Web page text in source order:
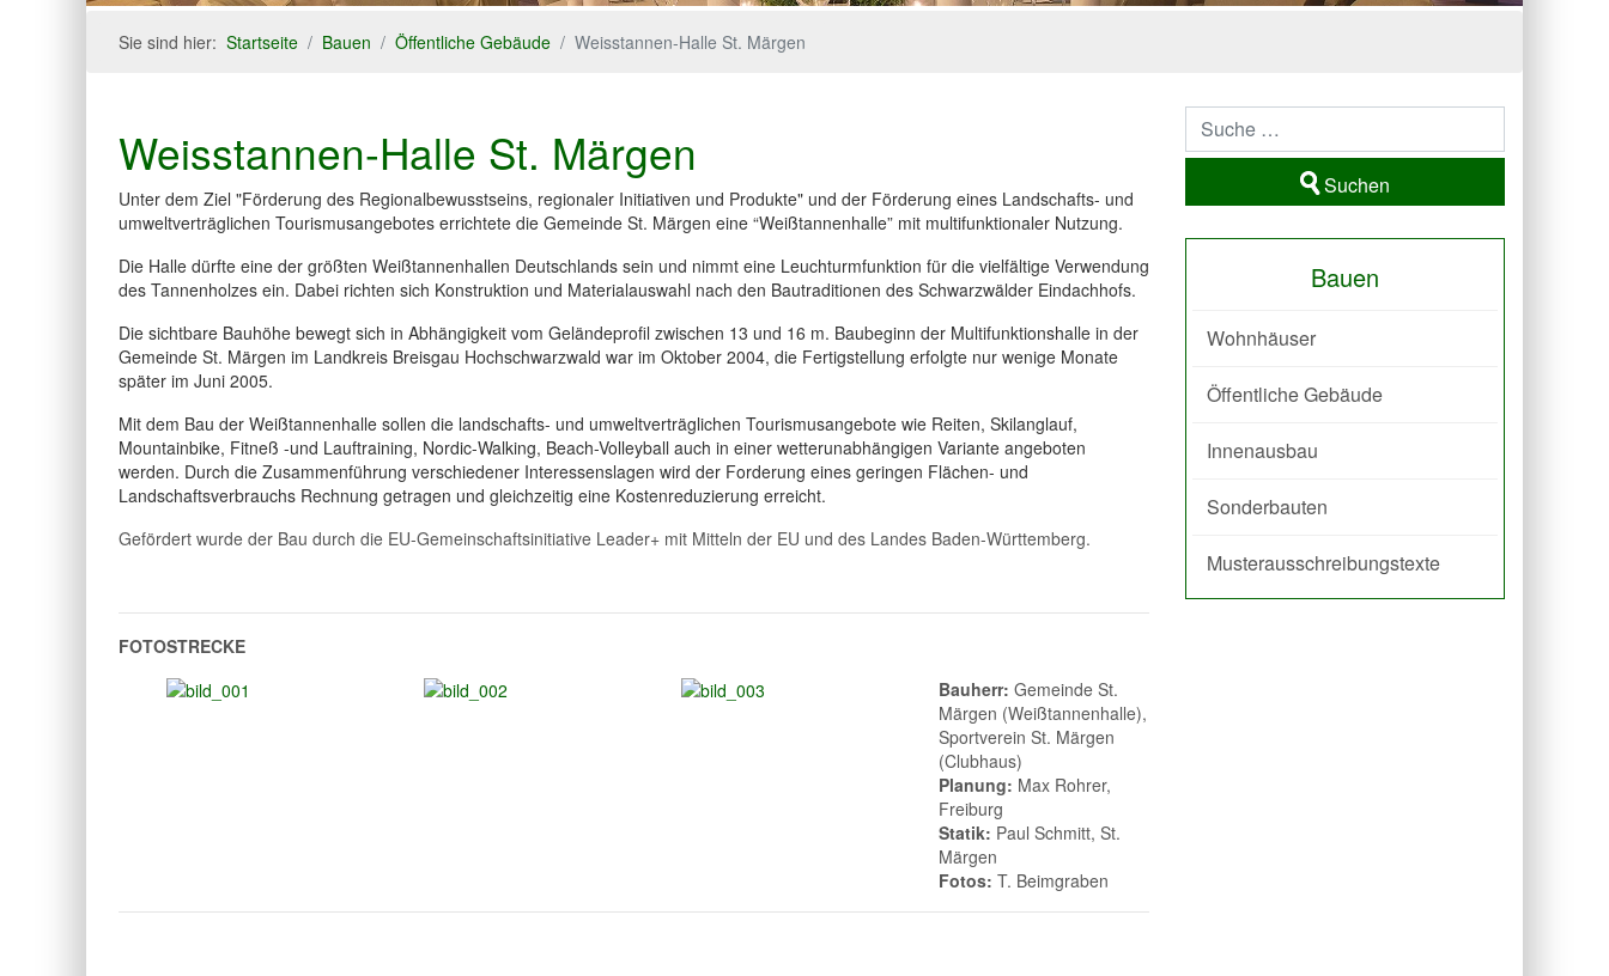
Sie sind hier:Startseite Bauen Öffentliche Gebäude Weisstannen-Halle St. Märgen
Weisstannen-Halle St. Märgen
Unter dem Ziel "Förderung des Regionalbewusstseins, regionaler Initiativen und Produkte" und der Förderung eines Landschafts- und
umweltverträglichen Tourismusangebotes errichtete die Gemeinde St. Märgen eine “Weißtannenhalle” mit multifunktionaler Nutzung.
Die Halle dürfte eine der größten Weißtannenhallen Deutschlands sein und nimmt eine Leuchturmfunktion für die vielfältige Verwendung
des Tannenholzes ein. Dabei richten sich Konstruktion und Materialauswahl nach den Bautraditionen des Schwarzwälder Eindachhofs.
Die sichtbare Bauhöhe bewegt sich in Abhängigkeit vom Geländeprofil zwischen 13 und 16 m. Baubeginn der Multifunktionshalle in der
Gemeinde St. Märgen im Landkreis Breisgau Hochschwarzwald war im Oktober 2004, die Fertigstellung erfolgte nur wenige Monate
später im Juni 2005.
Mit dem Bau der Weißtannenhalle sollen die landschafts- und umweltverträglichen Tourismusangebote wie Reiten, Skilanglauf,
Mountainbike, Fitneß -und Lauftraining, Nordic-Walking, Beach-Volleyball auch in einer wetterunabhängigen Variante angeboten
werden. Durch die Zusammenführung verschiedener Interessenslagen wird der Forderung eines geringen Flächen- und
Landschaftsverbrauchs Rechnung getragen und gleichzeitig eine Kostenreduzierung erreicht.
Gefördert wurde der Bau durch die EU-Gemeinschaftsinitiative Leader+ mit Mitteln der EU und des Landes Baden-Württemberg.
FOTOSTRECKE
Bauherr: Gemeinde St.
Märgen (Weißtannenhalle),
Sportverein St. Märgen
(Clubhaus)
Planung: Max Rohrer,
Freiburg
Statik: Paul Schmitt, St.
Märgen
Fotos: T. Beimgraben
Suchen
Bauen
Wohnhäuser
Öffentliche Gebäude
Innenausbau
Sonderbauten
Musterausschreibungstexte